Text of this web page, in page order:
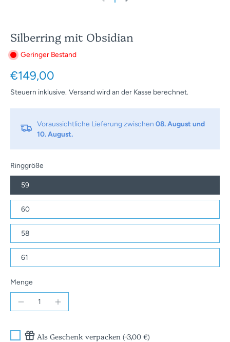
Silberring mit Obsidian
Geringer Bestand
€149,00
Steuern inklusive. Versandwird an der Kasse berechnet.
Voraussichtliche Lieferung zwischen 08. August und
10. August.
Ringgröße
59
60
58
61
Menge
Als Geschenk verpacken (+3,00 €)